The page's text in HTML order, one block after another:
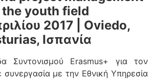
youth field
2017 | Oviedo,
Ισπανία
Συντονισμού Erasmus+ για τον
με την Εθνική Υπηρεσία